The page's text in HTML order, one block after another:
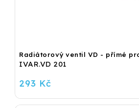
Radiátorový ventil VD - přímé
IVAR.VD 201
293 Kč